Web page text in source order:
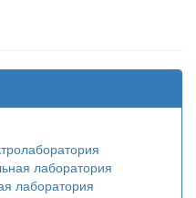
лаборатория
лаборатория